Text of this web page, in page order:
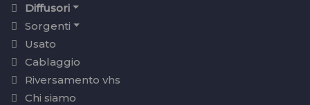
Diffusori
Sorgenti
Usato
Cablaggio
Riversamento vhs
Chi siamo